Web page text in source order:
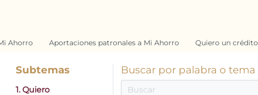
Ahorro Aportaciones patronales a Mi Ahorro Quiero un crédito
Subtemas
1. Quiero
Buscar por palabra o tema